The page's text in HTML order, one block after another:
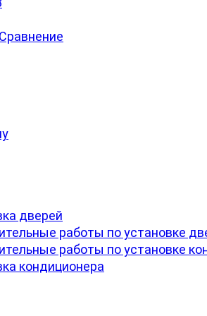
Сравнение
дверей
работы по установке
работы по установке
кондиционера